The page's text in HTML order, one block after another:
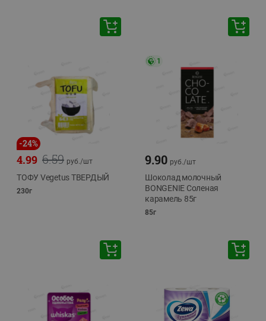
-24%
6.59
4.99 руб./шт
ТОФУ Vegetus ТВЕРДЫЙ
230г
1
9.90 руб./шт
Шоколад молочный
BONGENIE Соленая
карамель 85г
85г